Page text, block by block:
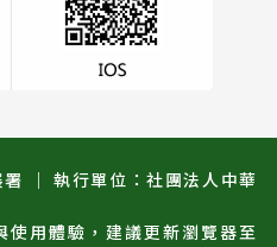
｜ 執行單位：社團法人中華
用體驗，建議更新瀏覽器至